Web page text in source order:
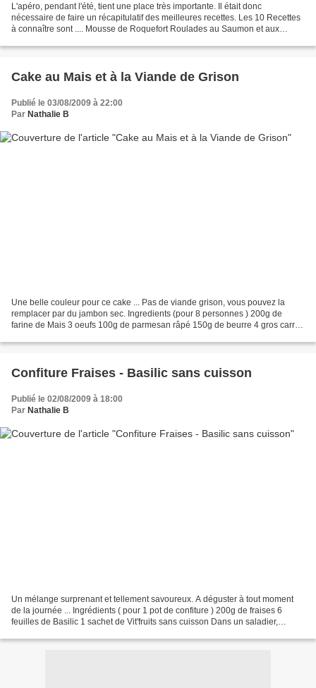
L'apéro, pendant l'été, tient une place très importante. Il était donc
nécessaire de faire un récapitulatif des meilleures recettes. Les 10 Recettes
à connaître sont .... Mousse de Roquefort Roulades au Saumon et aux
Cake au Mais et à la Viande de Grison
Publié le 03/08/2009 à 22:00
Par Nathalie B
Une belle couleur pour ce cake ... Pas de viande grison, vous pouvez la
remplacer par du jambon sec. Ingredients (pour 8 personnes ) 200g de
farine de Mais 3 oeufs 100g de parmesan râpé 150g de beurre 4 gros carrés
Confiture Fraises - Basilic sans cuisson
Publié le 02/08/2009 à 18:00
Par Nathalie B
Un mélange surprenant et tellement savoureux. A déguster à tout moment
de la journée ... Ingrédients ( pour 1 pot de confiture ) 200g de fraises 6
feuilles de Basilic 1 sachet de Vit'fruits sans cuisson Dans un saladier,